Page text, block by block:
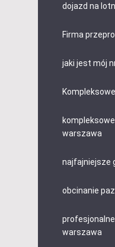
dojazd na
Firma
jaki jest mój
warszawa
najfajniejsze
obcinanie
warszawa